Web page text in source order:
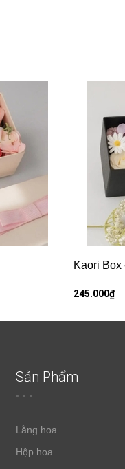
Kaori Box
245.000₫
Sản Phẩm
Lẵng hoa
Hộp hoa